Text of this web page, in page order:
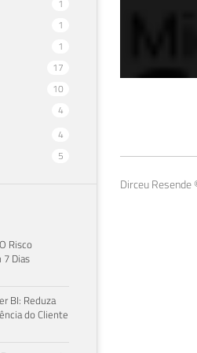
1
1
1
17
10
4
4
5
Risco
Dias
BI: Reduza
do Cliente
29 de
Dirceu